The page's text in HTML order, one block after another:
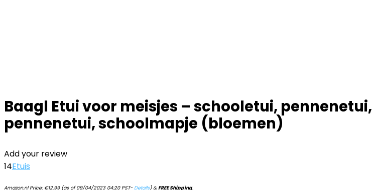
Baagl Etui voor meisjes – schooletui,
pennenetui, schoolmapje (bloemen)
Add your review
14Etuis
Amazon.nl Price: €12.99(as of 09/04/2023 04:20 PST-Details)&FREE Shipping.